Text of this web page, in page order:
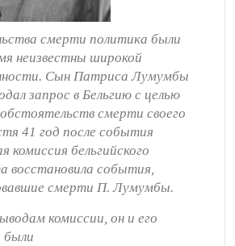
смерти политика были
неизвестны широкой
Сын Патриса Лумумбы
запрос в Бельгию с целью
смерти своего
41 год после события
комиссия бельгийского
восстановила события,
смерти П. Лумумбы.
комиссии, он и его
были